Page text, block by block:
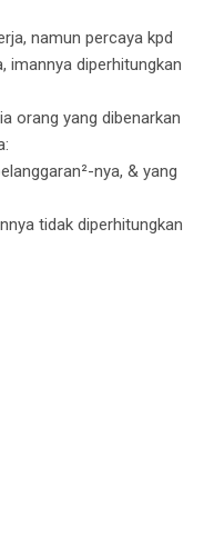
namun percaya kpd
imannya diperhitungkan
orang yang dibenarkan
nya, & yang
tidak diperhitungkan